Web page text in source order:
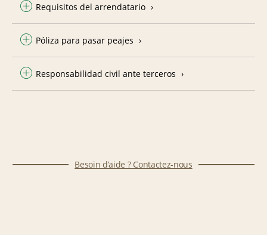
Requisitos del arrendatario
Póliza para pasar peajes
Responsabilidad civil ante terceros
Besoin d’aide ? Contactez-nous